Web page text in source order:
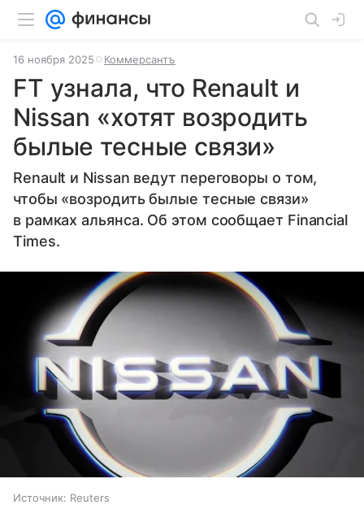
16 ноября 2025 Коммерсантъ
FT узнала, что Renault и
Nissan «хотят возродить
былые тесные связи»
Renault и Nissan ведут переговоры о том,
чтобы «возродить былые тесные связи»
в рамках альянса. Об этом сообщает Financial
Times.
Источник: Reuters